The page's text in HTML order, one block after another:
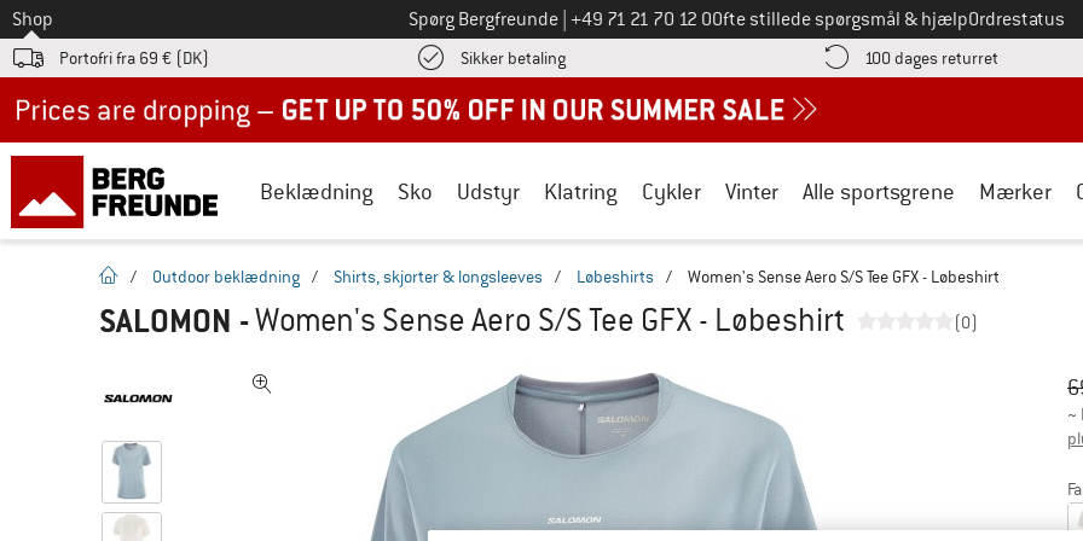
Til
Shop Spørg Bergfreunde Ring til os på
+49 71 21 70 12 0Ofte stillede spørgsmål & hjælpOrdrestatus
Portofri fra 69 € (DK) Sikker betalingFind betalingsoplysningerne her! Åbnes i en infoboks
100 dages returret Gå til
Beklædning Sko Udstyr Klatring Cykler Vinter Alle sportsgrene Mærker
Hjemmeside
/ Outdoor beklædning / Shirts, skjorter & longsleeves / Løbeshirts / Women's Sense Aero S/S Tee GFX - Løbeshirt
SALOMON -Women's Sense Aero S/S Tee GFX - Løbeshirt (0)
~